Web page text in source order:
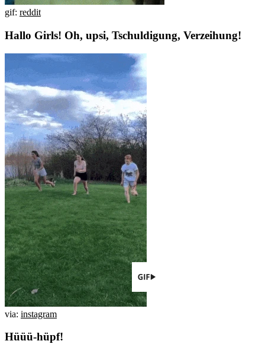
gif: reddit
Hallo Girls! Oh, upsi, Tschuldigung, Verzeihung!
via: instagram
Hüüü-hüpf!